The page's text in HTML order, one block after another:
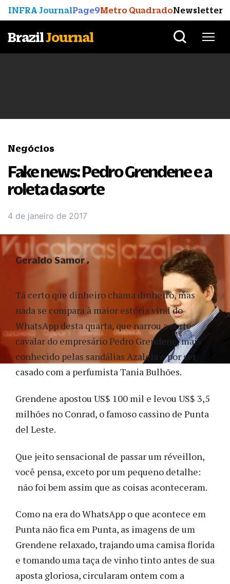
INFRA JournalPage9Metro QuadradoNewsletter
BrazilJournal
Negócios
Fake news: Pedro Grendene e a
roleta da sorte
4 de janeiro de 2017
Tá certo que dinheiro chama dinheiro, mas
nada se compara à maior estória viral do
WhatsApp desta quarta, que narrou a sorte
cavalar do empresário Pedro Grendene, mais
conhecido pelas sandálias Azaleia e por ser
casado com a perfumista Tania Bulhões.
Grendene apostou US$ 100 mil e levou US$ 3,5
milhões no Conrad, o famoso cassino de Punta
del Leste.
Que jeito sensacional de passar um réveillon,
você pensa, exceto por um pequeno detalhe:
não foi bem assim que as coisas aconteceram.
Como na era do WhatsApp o que acontece em
Punta não fica em Punta, as imagens de um
Grendene relaxado, trajando uma camisa florida
e tomando uma taça de vinho tinto antes de sua
aposta gloriosa, circularam ontem com a
Geraldo Samor